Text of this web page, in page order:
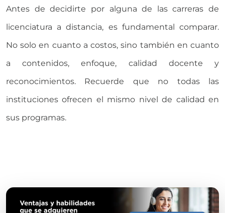
Antes de decidirte por alguna de las carreras de
licenciatura a distancia, es fundamental comparar.
No solo en cuanto a costos, sino también en cuanto
a contenidos, enfoque, calidad docente y
reconocimientos. Recuerde que no todas las
instituciones ofrecen el mismo nivel de calidad en
sus programas.